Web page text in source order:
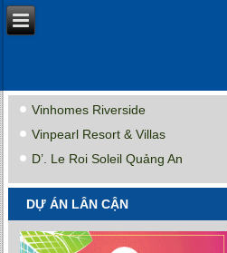
Vinhomes Riverside
Vinpearl Resort & Villas
D’. Le Roi Soleil Quảng An
DỰ ÁN LÂN CẬN